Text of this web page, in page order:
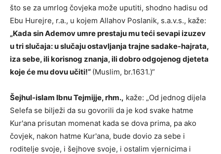
što se za umrlog čovjeka može uputiti, shodno hadisu od
Ebu Hurejre, r.a., u kojem Allahov Poslanik, s.a.v.s., kaže:
„Kada sin Ademov umre prestaju mu teći sevapi izuzev
u tri slučaja: u slučaju ostavljanja trajne sadake-hajrata,
iza sebe, ili korisnog znanja, ili dobro odgojenog djeteta
koje će mu dovu učiti!“ (Muslim, br.1631.)“
Šejhul-islam Ibnu Tejmijje, rhm., kaže: „Od jednog dijela
Selefa se bilježi da su govorili da je kod svake hatme
Kur'ana prisutan momenat kada se dova prima, pa ako
čovjek, nakon hatme Kur'ana, bude dovio za sebe i
roditelje svoje, i šejhove svoje, i ostalim vjernicima i